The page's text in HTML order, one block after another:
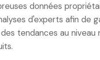
données
d'experts afin de
tendances au niveau